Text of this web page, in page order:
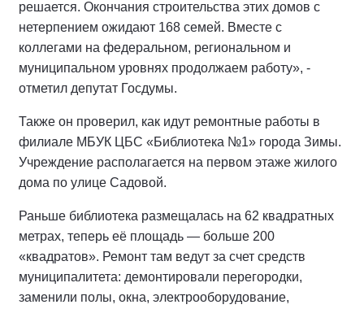
решается. Окончания строительства этих домов с
нетерпением ожидают 168 семей. Вместе с
коллегами на федеральном, региональном и
муниципальном уровнях продолжаем работу», -
отметил депутат Госдумы.
Также он проверил, как идут ремонтные работы в
филиале МБУК ЦБС «Библиотека №1» города Зимы.
Учреждение располагается на первом этаже жилого
дома по улице Садовой.
Раньше библиотека размещалась на 62 квадратных
метрах, теперь её площадь — больше 200
«квадратов». Ремонт там ведут за счет средств
муниципалитета: демонтировали перегородки,
заменили полы, окна, электрооборудование,